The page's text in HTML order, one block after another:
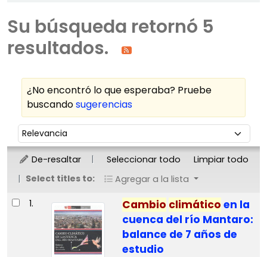
Su búsqueda retornó 5
resultados.
¿No encontró lo que esperaba? Pruebe
buscandosugerencias
Ordenar
Ordenar por:
De-resaltar Seleccionar todo
Limpiar todo
Select titles to:
Agregar a la lista
Resultados
1. Cambio climático en la
cuenca del río Mantaro:
balance de 7 años de
estudio